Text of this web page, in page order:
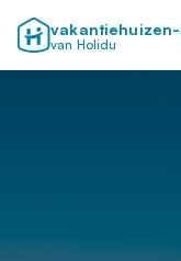
van Holidu